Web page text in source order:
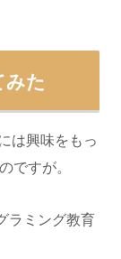
みた
は興味をもっ
ですが。
ラミング教育